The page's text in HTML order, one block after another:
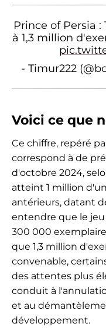
Prince of Persia
à 1,3 million
- Timur222
Voici ce que
Ce chiffre, repéré
correspond à de
d'octobre 2024,
atteint 1 million
antérieurs, datant
entendre que le
300 000
que 1,3 million
convenable,
des attentes plus
conduit à
et au
développement.